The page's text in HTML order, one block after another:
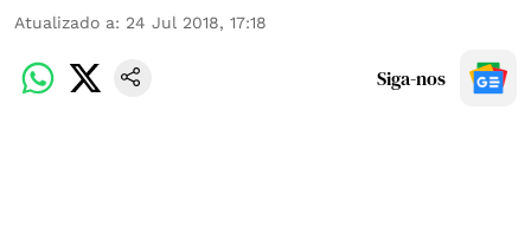
Atualizado a: 24 Jul 2018, 17:18
Siga-nos